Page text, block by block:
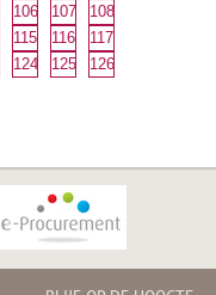
106 107
108
115 116
117
124 125
126